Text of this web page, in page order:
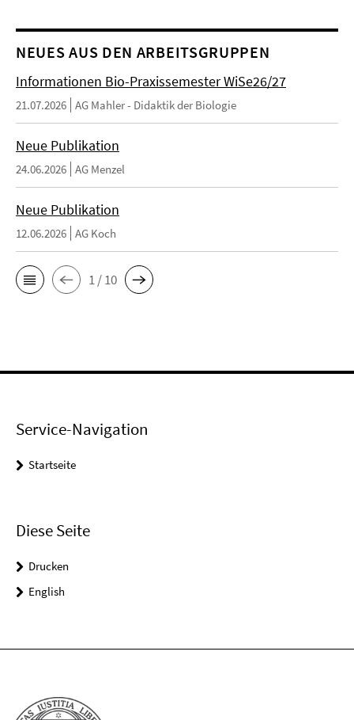
NEUES AUS DEN ARBEITSGRUPPEN
Informationen Bio-Praxissemester WiSe26/27
21.07.2026 AG Mahler - Didaktik der Biologie
Neue Publikation
24.06.2026 AG Menzel
Neue Publikation
12.06.2026 AG Koch
1 / 10
Service-Navigation
Startseite
Diese Seite
Drucken
English